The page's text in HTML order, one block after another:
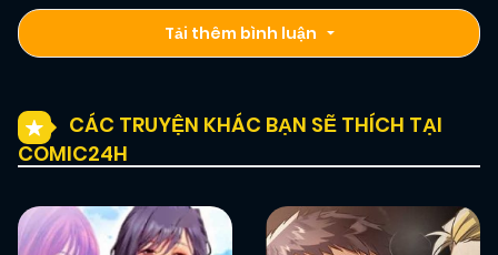
Tải thêm bình luận
CÁC TRUYỆN KHÁC BẠN SẼ THÍCH TẠI
COMIC24H